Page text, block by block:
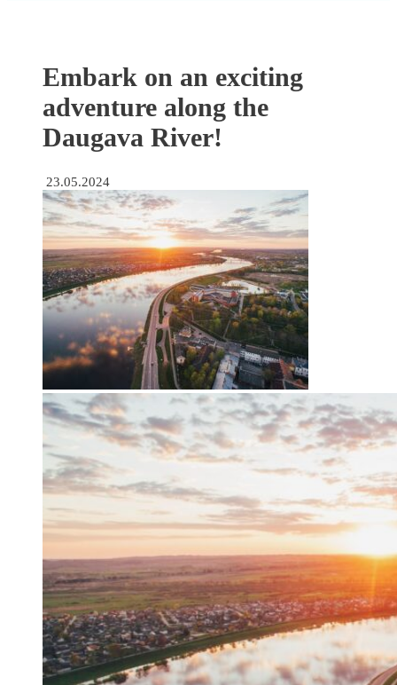
Embark on an exciting
adventure along the
Daugava River!
23.05.2024